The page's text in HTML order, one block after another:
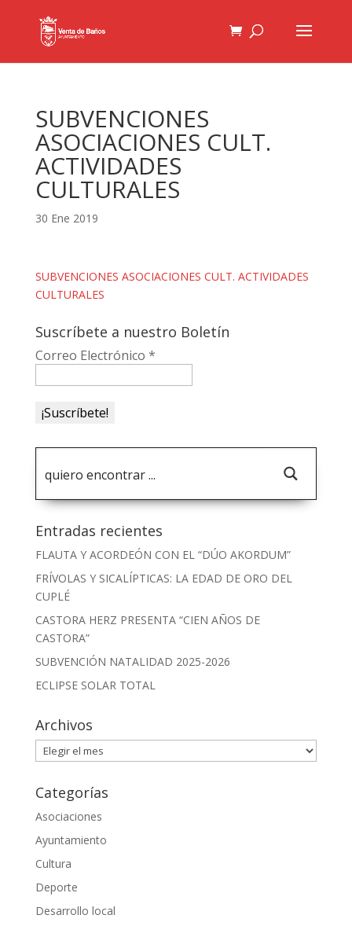
SUBVENCIONES
ASOCIACIONES CULT.
ACTIVIDADES
CULTURALES
30 Ene 2019
SUBVENCIONES ASOCIACIONES CULT. ACTIVIDADES
CULTURALES
Suscríbete a nuestro Boletín
Correo Electrónico *
Entradas recientes
FLAUTA Y ACORDEÓN CON EL “DÚO AKORDUM”
FRÍVOLAS Y SICALÍPTICAS: LA EDAD DE ORO DEL
CUPLÉ
CASTORA HERZ PRESENTA “CIEN AÑOS DE
CASTORA”
SUBVENCIÓN NATALIDAD 2025-2026
ECLIPSE SOLAR TOTAL
Archivos
Archivos
Categorías
Asociaciones
Ayuntamiento
Cultura
Deporte
Desarrollo local